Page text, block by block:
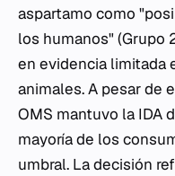
aspartamo como
los humanos" (Grupo
en evidencia limitada
animales. A pesar de
OMS mantuvo la IDA
mayoría de los
umbral. La decisión